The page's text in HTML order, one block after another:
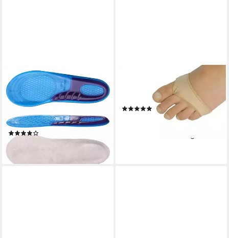
VERCO
Einlegesohlen Schuh Sport
Gel Einlage Größe 43 bis 47,
Orthopädische Einlage
9,99 €
Gelpolster Fußballen-Kissen
Größe 39-41
(1)